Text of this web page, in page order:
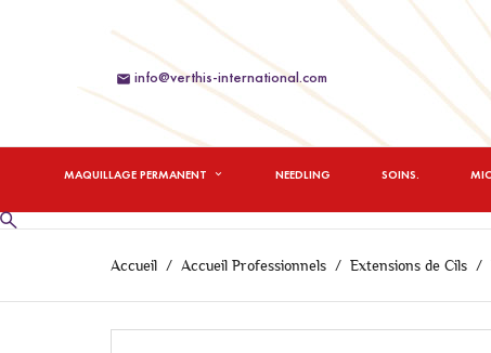
 info@verthis-international.com
MAQUILLAGE PERMANENT NEEDLING SOINS.
Accueil Accueil Professionnels Extensions de Cils